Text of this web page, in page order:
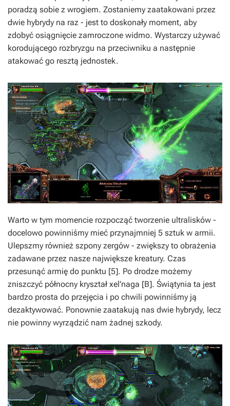
poradzą sobie z wrogiem. Zostaniemy zaatakowani przez
dwie hybrydy na raz - jest to doskonały moment, aby
zdobyć osiągnięcie zamroczone widmo. Wystarczy używać
korodującego rozbryzgu na przeciwniku a następnie
atakować go resztą jednostek.
Warto w tym momencie rozpocząć tworzenie ultralisków -
docelowo powinniśmy mieć przynajmniej 5 sztuk w armii.
Ulepszmy również szpony zergów - zwiększy to obrażenia
zadawane przez nasze największe kreatury. Czas
przesunąć armię do punktu [5]. Po drodze możemy
zniszczyć północny kryształ xel'naga [B]. Świątynia ta jest
bardzo prosta do przejęcia i po chwili powinniśmy ją
dezaktywować. Ponownie zaatakują nas dwie hybrydy, lecz
nie powinny wyrządzić nam żadnej szkody.